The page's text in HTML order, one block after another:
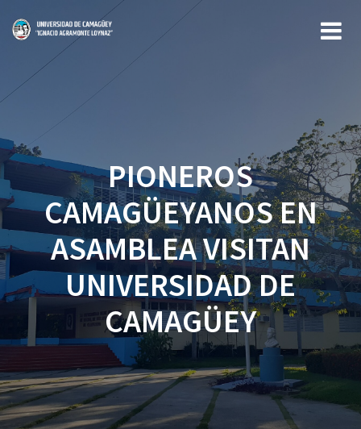
PIONEROS
CAMAGÜEYANOS EN
ASAMBLEA VISITAN
UNIVERSIDAD DE
CAMAGÜEY